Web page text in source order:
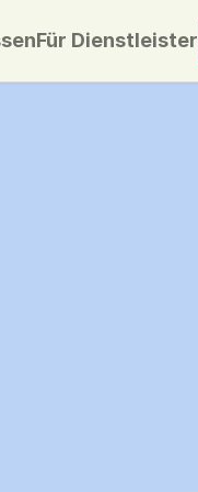
Für Dienstleister